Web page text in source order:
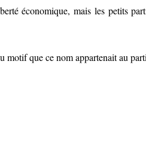
économique, mais les petits
motif que ce nom appartenait au